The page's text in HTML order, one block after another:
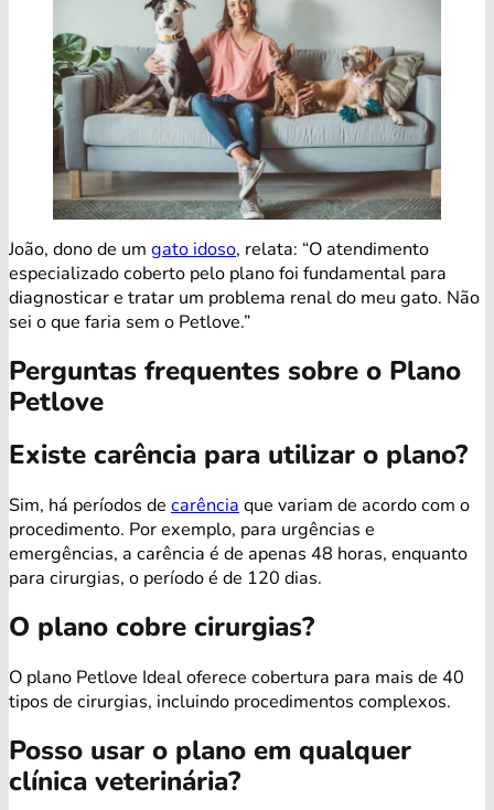
João, dono de um gato idoso, relata: “O atendimento
especializado coberto pelo plano foi fundamental para
diagnosticar e tratar um problema renal do meu gato. Não
sei o que faria sem o Petlove.”
Perguntas frequentes sobre o Plano
Petlove
Existe carência para utilizar o plano?
Sim, há períodos de carência que variam de acordo com o
procedimento. Por exemplo, para urgências e
emergências, a carência é de apenas 48 horas, enquanto
para cirurgias, o período é de 120 dias.
O plano cobre cirurgias?
O plano Petlove Ideal oferece cobertura para mais de 40
tipos de cirurgias, incluindo procedimentos complexos.
Posso usar o plano em qualquer
clínica veterinária?